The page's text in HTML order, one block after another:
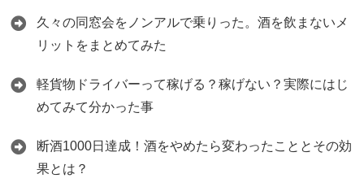
久々の同窓会をノンアルで乗りった。酒を飲まないメ
リットをまとめてみた
軽貨物ドライバーって稼げる？稼げない？実際にはじ
めてみて分かった事
断酒1000日達成！酒をやめたら変わったこととその効
果とは？